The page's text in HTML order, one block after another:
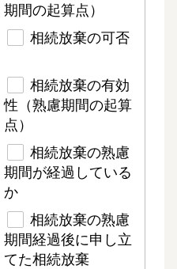
期間の起算点）
相続放棄の可否
相続放棄の有効
性（熟慮期間の起算
点）
相続放棄の熟慮
期間が経過している
か
相続放棄の熟慮
期間経過後に申し立
てた相続放棄